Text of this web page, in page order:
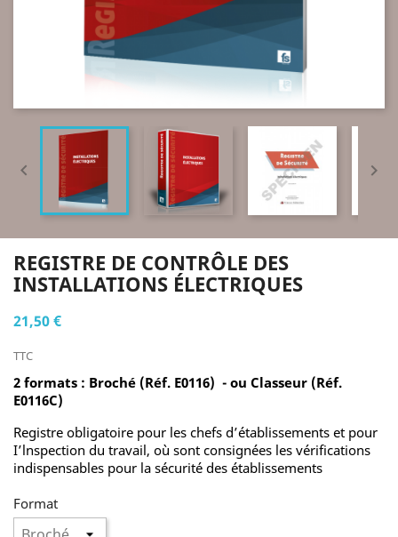
 
REGISTRE DE CONTRÔLE DES
INSTALLATIONS ÉLECTRIQUES
21,50 €
TTC
2 formats : Broché (Réf. E0116) - ou Classeur (Réf.
E0116C)
Registre obligatoire pour les chefs d’établissements et pour
I’lnspection du travail, où sont consignées les vérifications
indispensables pour la sécurité des établissements
Format